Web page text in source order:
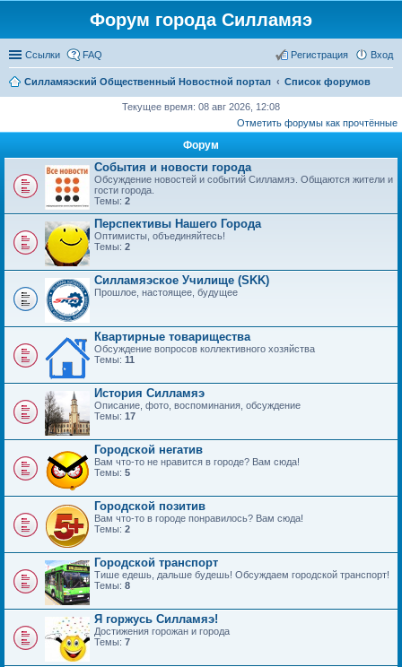
Форум города Силламяэ
Ссылки FAQ Вход
Регистрация
Силламяэский Общественный Новостной портал Список форумов
Текущее время: 08 авг 2026, 12:08
Отметить форумы как прочтённые
Форум
События и новости города
Обсуждение новостей и событий Силламяэ. Общаются жители и
гости города.
Темы: 2
Перспективы Нашего Города
Оптимисты, объединяйтесь!
Темы: 2
Силламяэское Училище (SKK)
Прошлое, настоящее, будущее
Квартирные товарищества
Обсуждение вопросов коллективного хозяйства
Темы: 11
История Силламяэ
Описание, фото, воспоминания, обсуждение
Темы: 17
Городской негатив
Вам что-то не нравится в городе? Вам сюда!
Темы: 5
Городской позитив
Вам что-то в городе понравилось? Вам сюда!
Темы: 2
Городской транспорт
Тише едешь, дальше будешь! Обсуждаем городской транспорт!
Темы: 8
Я горжусь Силламяэ!
Достижения горожан и города
Темы: 7